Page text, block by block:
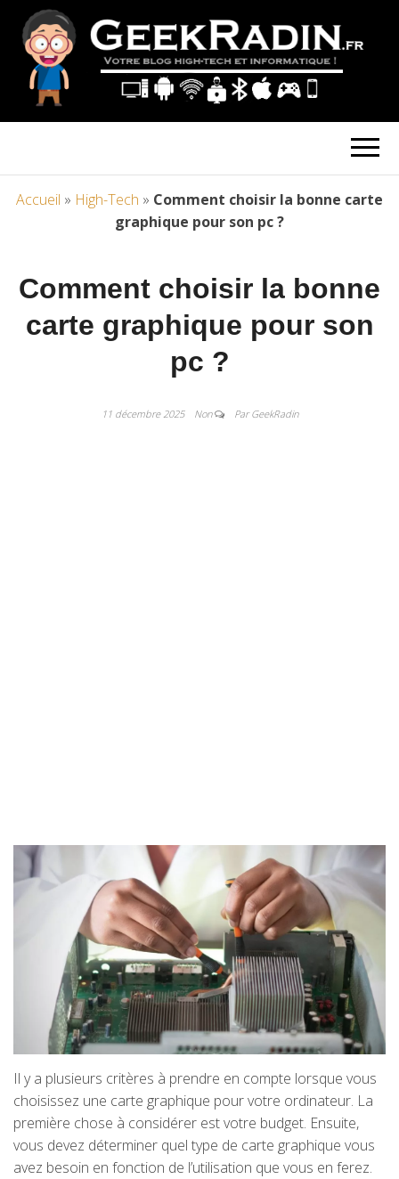
Accueil » High-Tech » Comment choisir la bonne carte
graphique pour son pc ?
Comment choisir la bonne
carte graphique pour son
pc ?
11 décembre 2025 Non Par GeekRadin
Il y a plusieurs critères à prendre en compte lorsque vous
choisissez une carte graphique pour votre ordinateur. La
première chose à considérer est votre budget. Ensuite,
vous devez déterminer quel type de carte graphique vous
avez besoin en fonction de l’utilisation que vous en ferez.